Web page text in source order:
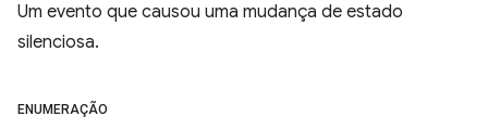
Um evento que causou uma mudança de estado
silenciosa.
ENUMERAÇÃO